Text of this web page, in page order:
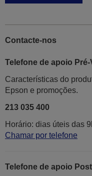
Contacte-nos
Telefone de apoio Pré-
Características do
Epson e promoções.
213 035 400
Horário: dias úteis das
Chamar por telefone
Telefone de apoio